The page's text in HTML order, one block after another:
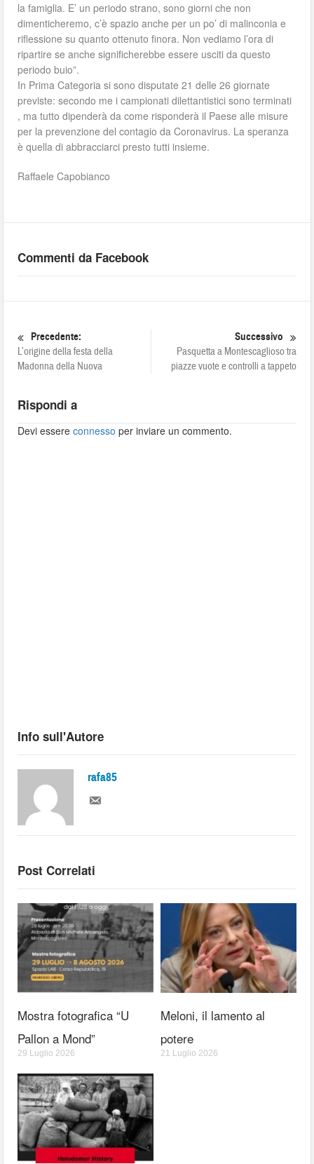
la famiglia. E’ un periodo strano, sono giorni che non
dimenticheremo, c’è spazio anche per un po’ di malinconia e
riflessione su quanto ottenuto finora. Non vediamo l’ora di
ripartire se anche significherebbe essere usciti da questo
periodo buio”.
In Prima Categoria si sono disputate 21 delle 26 giornate
previste: secondo me i campionati dilettantistici sono terminati
, ma tutto dipenderà da come risponderà il Paese alle misure
per la prevenzione del contagio da Coronavirus. La speranza
è quella di abbracciarci presto tutti insieme.
Raffaele Capobianco
Commenti da Facebook
Precedente:
L’origine della festa della
Madonna della Nuova
Successivo
Pasquetta a Montescaglioso tra
piazze vuote e controlli a tappeto
Rispondi a
Devi essereconnesso per inviare un commento.
Info sull'Autore
rafa85
Post Correlati
Mostra fotografica “U
Pallon a Mond”
29 Luglio 2026
Meloni, il lamento al
potere
21 Luglio 2026